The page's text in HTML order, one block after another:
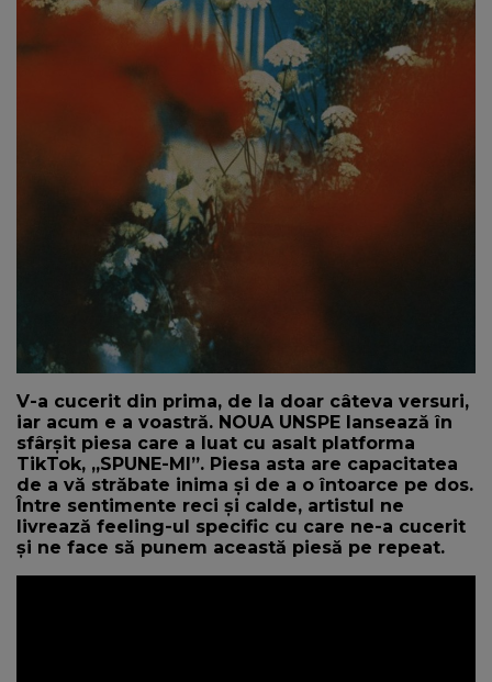
V-a cucerit din prima, de la doar câteva versuri,
iar acum e a voastră. NOUA UNSPE lansează în
sfârșit piesa care a luat cu asalt platforma
TikTok, ,,SPUNE-MI”. Piesa asta are capacitatea
de a vă străbate inima și de a o întoarce pe dos.
Între sentimente reci și calde, artistul ne
livrează feeling-ul specific cu care ne-a cucerit
și ne face să punem această piesă pe repeat.